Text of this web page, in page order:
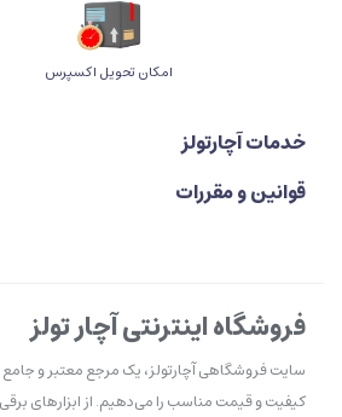
اﻣﮑﺎن ﺗﺤﻮﯾﻞ اﮐﺴﭙﺮس
خدمات آچارتولز
قوانین و مقررات
فروشگاه اینترنتی آچار تولز
سایت فروشگاهی آچارتولز، یک مرجع معتبر و جامع
کیفیت و قیمت مناسب را می‌دهیم. از ابزارهای